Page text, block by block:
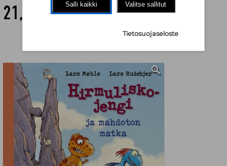
21,30 € Salli kaikki Valitse sallitut
Tietosuojaseloste